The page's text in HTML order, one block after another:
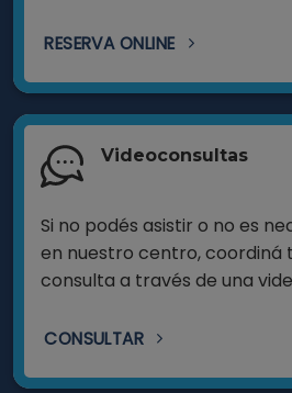
RESERVA ONLINE
Videoconsultas
Si no podés asistir o no es
en nuestro centro, coordiná
consulta a través de una
CONSULTAR